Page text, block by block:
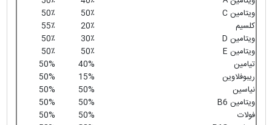
ویتامین C
50٪
50٪
کلسیم
20٪
55٪
ویتامین D
30٪
50٪
ویتامین E
50٪
50٪
تیامین
40%
50%
ریبوفلاوین
15%
50%
نیاسین
50%
50%
ویتامین B6
50%
50%
فولات
50%
50%